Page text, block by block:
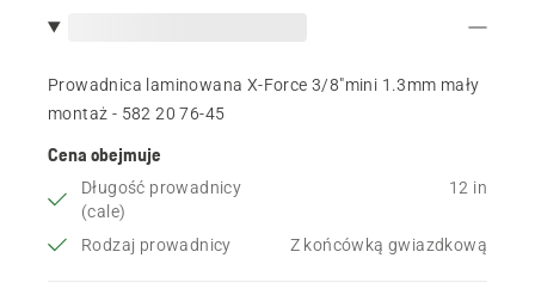
Prowadnica laminowana X-Force 3/8"mini 1.3mm mały
montaż - 582 20 76‑45
Cena obejmuje
Długość prowadnicy
(cale)
12 in
Rodzaj prowadnicy Z końcówką gwiazdkową